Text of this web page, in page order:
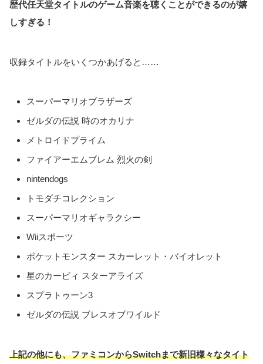
歴代任天堂タイトルのゲーム音楽を聴くことができるのが嬉
しすぎる！
収録タイトルをいくつかあげると……
スーパーマリオブラザーズ
ゼルダの伝説 時のオカリナ
メトロイドプライム
ファイアーエムブレム 烈火の剣
nintendogs
トモダチコレクション
スーパーマリオギャラクシー
Wiiスポーツ
ポケットモンスター スカーレット・バイオレット
星のカービィ スターアライズ
スプラトゥーン3
ゼルダの伝説 ブレスオブワイルド
上記の他にも、ファミコンからSwitchまで新旧様々なタイト